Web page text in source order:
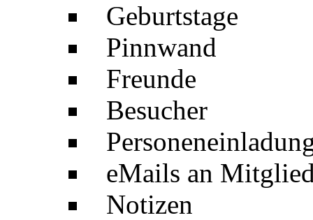
Geburtstage
Pinnwand
Freunde
Besucher
eMails an
Notizen